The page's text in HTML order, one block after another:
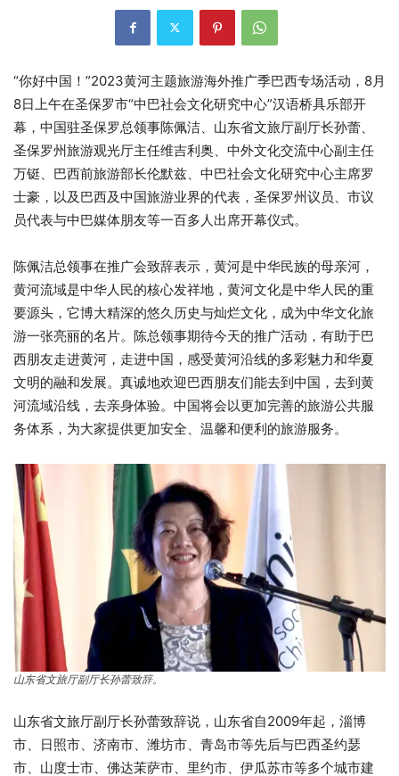
“你好中国！”2023黄河主题旅游海外推广季巴西专场活动，8月
8日上午在圣保罗市“中巴社会文化研究中心”汉语桥具乐部开
幕，中国驻圣保罗总领事陈佩洁、山东省文旅厅副厅长孙蕾、
圣保罗州旅游观光厅主任维吉利奥、中外文化交流中心副主任
万铤、巴西前旅游部长伦默兹、中巴社会文化研究中心主席罗
士豪，以及巴西及中国旅游业界的代表，圣保罗州议员、市议
员代表与中巴媒体朋友等一百多人出席开幕仪式。
陈佩洁总领事在推广会致辞表示，黄河是中华民族的母亲河，
黄河流域是中华人民的核心发祥地，黄河文化是中华人民的重
要源头，它博大精深的悠久历史与灿烂文化，成为中华文化旅
游一张亮丽的名片。陈总领事期待今天的推广活动，有助于巴
西朋友走进黄河，走进中国，感受黄河沿线的多彩魅力和华夏
文明的融和发展。真诚地欢迎巴西朋友们能去到中国，去到黄
河流域沿线，去亲身体验。中国将会以更加完善的旅游公共服
务体系，为大家提供更加安全、温馨和便利的旅游服务。
山东省文旅厅副厅长孙蕾致辞。
山东省文旅厅副厅长孙蕾致辞说，山东省自2009年起，淄博
市、日照市、济南市、潍坊市、青岛市等先后与巴西圣约瑟
市、山度士市、佛达茉萨市、里约市、伊瓜苏市等多个城市建